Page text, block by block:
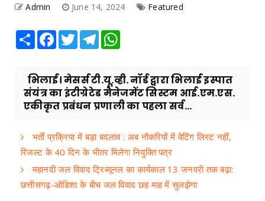
Admin June 14, 2024 Featured
Share Facebook
TwitterTelegram
भिलाई। मेसर्स टी.यू.व्ही. नॉर्ड द्वारा भिलाई इस्पात
संयंत्र का इंटीग्रेटेड मैनेजमेंट सिस्टम आई.एम.एस.
एकीकृत प्रबंधन प्रणाली का पहला सर्व...
भर्ती प्रक्रिया में बड़ा बदलाव : अब नौकरियों में वेटिंग लिस्ट नहीं,
रिजल्ट के 40 दिन के भीतर मिलेगा नियुक्ति पत्र
महानदी जल विवाद ट्रिब्यूनल का कार्यकाल 13 जनवरी तक बढ़ा:
छत्तीसगढ़-ओडिशा के बीच जल विवाद छह माह में सुलझेगा